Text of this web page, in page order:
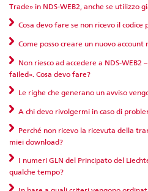
Trade» in NDS-WEB2, anche se utilizzo
Cosa devo fare se non ricevo il
Come posso creare un nuovo
Non riesco ad accedere a NDS-WEB2
failed». Cosa devo fare?
Le righe che generano un avviso
A chi devo rivolgermi in caso di
Perché non ricevo la ricevuta della
miei download?
I numeri GLN del Principato del
qualche tempo?